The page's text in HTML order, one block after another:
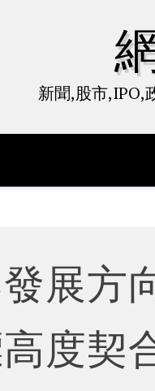
新聞,股市,IPO,
展方
度契